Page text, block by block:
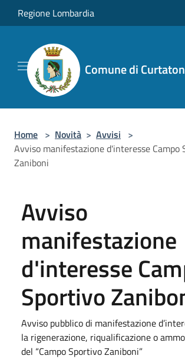
Salta al contenuto principale
Regione Lombardia
Comune di
Home > Novità > Avvisi >
Avviso manifestazione d'interesse Campo
Zaniboni
Avviso
manifestazione
d'interesse
Sportivo
Avviso pubblico di manifestazione
la rigenerazione, riqualificazione o
del “Campo Sportivo Zaniboni”